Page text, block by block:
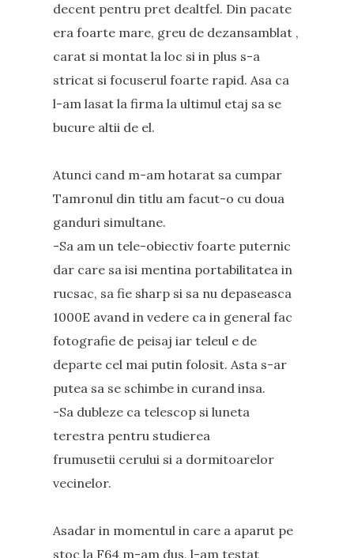
decent pentru pret dealtfel. Din pacate
era foarte mare, greu de dezansamblat ,
carat si montat la loc si in plus s-a
stricat si focuserul foarte rapid. Asa ca
l-am lasat la firma la ultimul etaj sa se
bucure altii de el.
Atunci cand m-am hotarat sa cumpar
Tamronul din titlu am facut-o cu doua
ganduri simultane.
-Sa am un tele-obiectiv foarte puternic
dar care sa isi mentina portabilitatea in
rucsac, sa fie sharp si sa nu depaseasca
1000E avand in vedere ca in general fac
fotografie de peisaj iar teleul e de
departe cel mai putin folosit. Asta s-ar
putea sa se schimbe in curand insa.
-Sa dubleze ca telescop si luneta
terestra pentru studierea
frumusetii cerului si a dormitoarelor
vecinelor.
Asadar in momentul in care a aparut pe
stoc la F64 m-am dus, l-am testat